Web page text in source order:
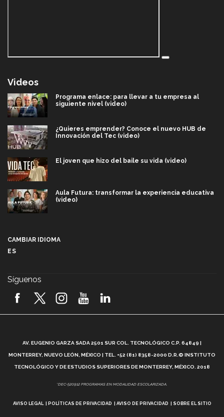
Videos
Programa enlace: para llevar a tu empresa al
siguiente nivel (video)
¿Quieres emprender? Conoce el nuevo HUB de
Innovación del Tec (video)
El joven que hizo del baile su vida (video)
Aula Futura: transformar la experiencia educativa
(video)
2026! (video)
¿Cómo es el Modelo Educativo Tec? (video)
Vida Tec: Feminismo e Inteligencia Artificial, Paola
CAMBIAR IDIOMA
ES
Síguenos
AV. EUGENIO GARZA SADA 2501 SUR COL. TECNOLÓGICO C.P. 64849 |
MONTERREY, NUEVO LEÓN, MÉXICO | TEL. +52 (81) 8358-2000 D.R.© INSTITUTO
TECNOLÓGICO Y DE ESTUDIOS SUPERIORES DE MONTERREY, MÉXICO. 2018
*DEC-520912 PROGRAMAS EN MODALIDAD ESCOLARIZADA.
AVISO LEGAL POLÍTICAS DE PRIVACIDAD AVISO DE PRIVACIDAD SOBRE EL SITIO